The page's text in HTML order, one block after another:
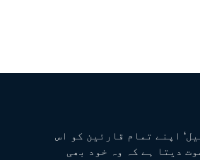
اپنے تمام قارئین کو اس
دیتا ہے کہ وہ خود بھی